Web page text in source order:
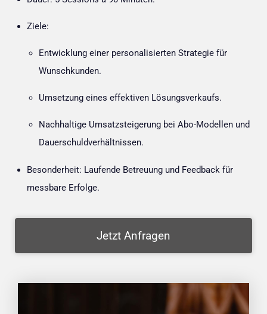
Ziele:
Entwicklung einer personalisierten Strategie für
Wunschkunden.
Umsetzung eines effektiven Lösungsverkaufs.
Nachhaltige Umsatzsteigerung bei Abo-Modellen und
Dauerschuldverhältnissen.
Besonderheit: Laufende Betreuung und Feedback für
messbare Erfolge.
Jetzt Anfragen